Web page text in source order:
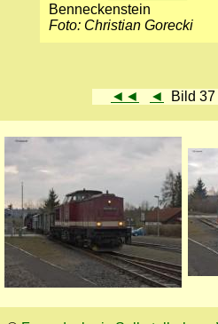
Benneckenstein
Foto: Christian Gorecki
◄◄ ◄ Bild 37